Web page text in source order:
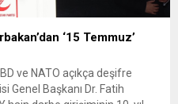
‘15 Temmuz’
ve NATO açıkça deşifre
Genel Başkanı Dr. Fatih